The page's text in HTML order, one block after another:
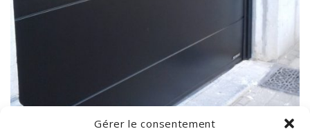
Gérer le consentement